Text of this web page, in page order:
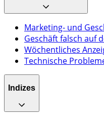
Marketing- und
Geschäft falsch auf
Wöchentliches
Technische
Indizes